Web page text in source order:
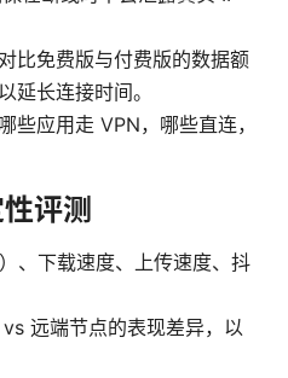
比免费版与付费版的数据额
延长连接时间。
些应用走 VPN，哪些直连，
评测
、下载速度、上传速度、抖
远端节点的表现差异，以